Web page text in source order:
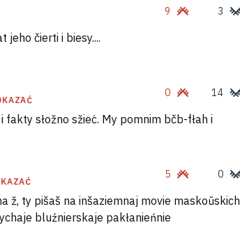
9 3
jeho čierti i biesy....
0 14
fakty słožno sžieċ. My pomnim bčb-fłah i
5 0
ž, ty pišaš na inšaziemnaj movie maskoŭskich
bluźnierskaje pakłanieńnie